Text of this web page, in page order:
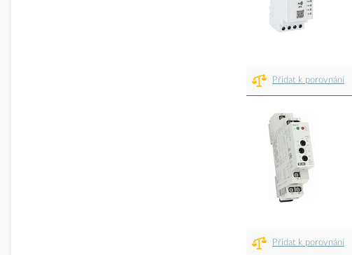
Přidat k porovnání
Přidat k porovnání